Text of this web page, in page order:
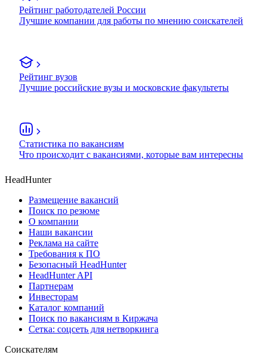
Рейтинг работодателей России
Лучшие компании для работы по мнению соискателей
Рейтинг вузов
Лучшие российские вузы и московские факультеты
Статистика по вакансиям
Что происходит с вакансиями, которые вам интересны
HeadHunter
Размещение вакансий
Поиск по резюме
О компании
Наши вакансии
Реклама на сайте
Требования к ПО
Безопасный HeadHunter
HeadHunter API
Партнерам
Инвесторам
Каталог компаний
Поиск по вакансиям в Киржача
Сетка: соцсеть для нетворкинга
Соискателям